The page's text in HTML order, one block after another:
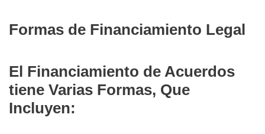
Formas de Financiamiento Legal
El Financiamiento de Acuerdos
tiene Varias Formas, Que
Incluyen: